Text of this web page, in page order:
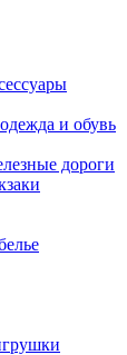
и обувь
дороги